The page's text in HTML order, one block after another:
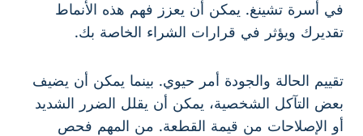
في أسرة تشينغ. يمكن أن يعزز فهم هذه الأنماط
تقديرك ويؤثر في قرارات الشراء الخاصة بك.
تقييم الحالة والجودة أمر حيوي. بينما يمكن أن يضيف
بعض التآكل الشخصية، يمكن أن يقلل الضرر الشديد
أو الإصلاحات من قيمة القطعة. من المهم فحص